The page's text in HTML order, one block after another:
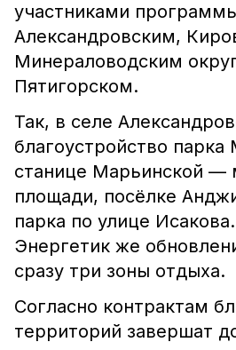
участниками
Александровским,
Минераловодским
Пятигорском.
Так, в селе
благоустройство
станице Марьинской —
площади, посёлке
парка по улице
Энергетик же
сразу три зоны отдыха.
Согласно контрактам
территорий завершат